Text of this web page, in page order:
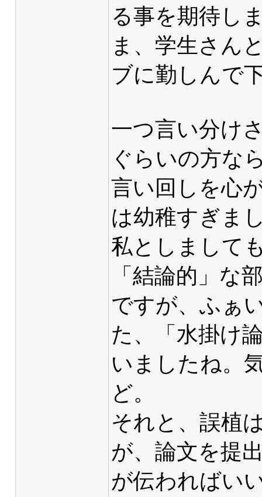
る事を期待し
ま、学生さん
ブに勤しんで
一つ言い分け
ぐらいの方な
言い回しを心
は幼稚すぎま
私としまして
「結論的」な
ですが、ふぁ
た、「水掛け
いましたね。
ど。
それと、誤植
が、論文を提
が伝わればい